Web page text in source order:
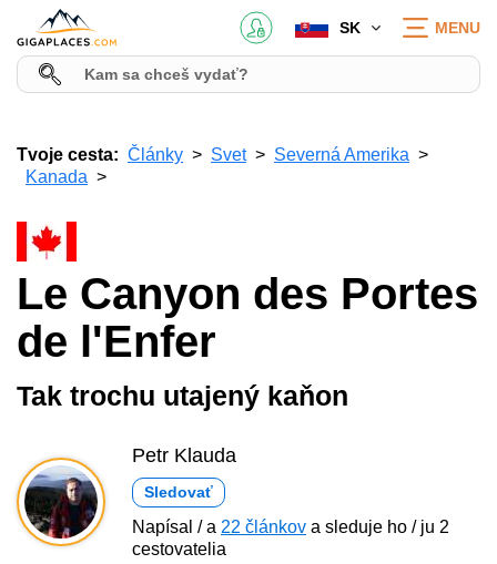
SK MENU
Tvoje cesta: Články Svet
Severná Amerika
Kanada
Le Canyon des Portes
de l'Enfer
Tak trochu utajený kaňon
Petr Klauda
Sledovať
Napísal / a 22 článkov a sleduje ho / ju 2
cestovatelia